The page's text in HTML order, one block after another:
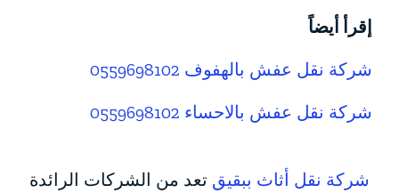
إقرأ أيضاً
شركة نقل عفش بالهفوف 0559698102
شركة نقل عفش بالاحساء 0559698102
شركة نقل أثاث ببقيق تعد من الشركات الرائدة